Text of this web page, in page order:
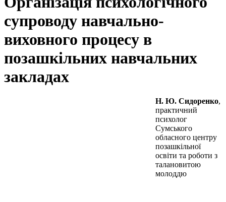
супроводу навчально-
виховного процесу в
позашкільних навчальних
закладах
Н. Ю. Сидоренко,
практичний
психолог
Сумського
обласного центру
позашкільної
освіти та роботи з
талановитою
молоддю